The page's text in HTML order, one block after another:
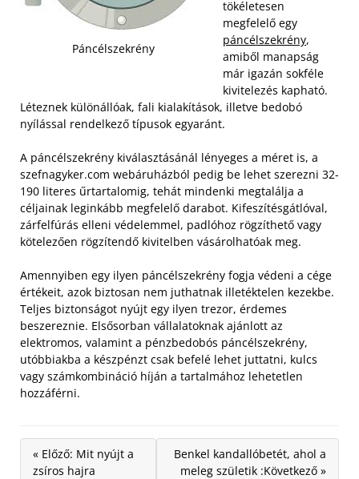
Páncélszekrény
tökéletesen
megfelelő egy
páncélszekrény,
amiből manapság
már igazán sokféle
kivitelezés kapható.
Léteznek különállóak, fali kialakítások, illetve bedobó
nyílással rendelkező típusok egyaránt.
A páncélszekrény kiválasztásánál lényeges a méret is, a
szefnagyker.com webáruházból pedig be lehet szerezni 32-
190 literes űrtartalomig, tehát mindenki megtalálja a
céljainak leginkább megfelelő darabot. Kifeszítésgátlóval,
zárfelfúrás elleni védelemmel, padlóhoz rögzíthető vagy
kötelezően rögzítendő kivitelben vásárolhatóak meg.
Amennyiben egy ilyen páncélszekrény fogja védeni a cége
értékeit, azok biztosan nem juthatnak illetéktelen kezekbe.
Teljes biztonságot nyújt egy ilyen trezor, érdemes
beszereznie. Elsősorban vállalatoknak ajánlott az
elektromos, valamint a pénzbedobós páncélszekrény,
utóbbiakba a készpénzt csak befelé lehet juttatni, kulcs
vagy számkombináció híján a tartalmához lehetetlen
hozzáférni.
« Előző: Mit nyújt a
zsíros hajra
Benkel kandallóbetét, ahol a
meleg születik :Következő »